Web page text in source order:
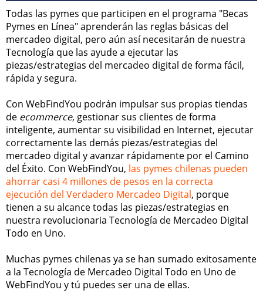
Todas las pymes que participen en el programa "Becas
Pymes en Línea" aprenderán las reglas básicas del
mercadeo digital, pero aún así necesitarán de nuestra
Tecnología que las ayude a ejecutar las
piezas/estrategias del mercadeo digital de forma fácil,
rápida y segura.
Con WebFindYou podrán impulsar sus propias tiendas
de ecommerce, gestionar sus clientes de forma
inteligente, aumentar su visibilidad en Internet, ejecutar
correctamente las demás piezas/estrategias del
mercadeo digital y avanzar rápidamente por el Camino
del Éxito. Con WebFindYou, las pymes chilenas pueden
ahorrar casi 4 millones de pesos en la correcta
ejecución del Verdadero Mercadeo Digital, porque
tienen a su alcance todas las piezas/estrategias en
nuestra revolucionaria Tecnología de Mercadeo Digital
Todo en Uno.
Muchas pymes chilenas ya se han sumado exitosamente
a la Tecnología de Mercadeo Digital Todo en Uno de
WebFindYou y tú puedes ser una de ellas.